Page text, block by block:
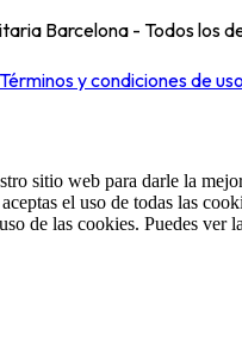
Barcelona - Todos los
Términos y condiciones de uso
sitio web para darle la
el uso de todas las
de las cookies. Puedes ver la